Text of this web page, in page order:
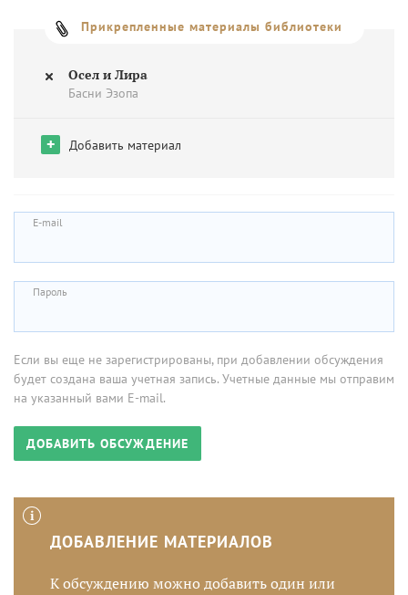
Прикрепленные материалы библиотеки
Осел и Лира
Басни Эзопа
+ Добавить материал
E-mail
Пароль
Если вы еще не зарегистрированы, при добавлении обсуждения
будет создана ваша учетная запись. Учетные данные мы отправим
на указанный вами E-mail.
ДОБАВЛЕНИЕ МАТЕРИАЛОВ
К обсуждению можно добавить один или